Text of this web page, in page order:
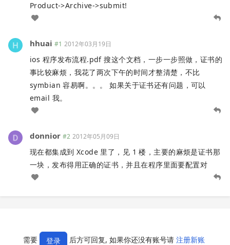
Product->Archive->submit!
hhuai #1 2012年03月19日
ios 程序发布流程.pdf 搜这个文档，一步一步照做，证书的
事比较麻烦，我花了两次下午的时间才整清楚，不比
symbian 容易啊。。。 如果关于证书还有问题，可以
email 我。
donnior #2 2012年05月09日
现在都集成到 Xcode 里了，见 1 楼，主要的麻烦是证书那
一块，发布得用正确的证书，并且在程序里面要配置对
需要 登录 后方可回复, 如果你还没有账号请 注册新账